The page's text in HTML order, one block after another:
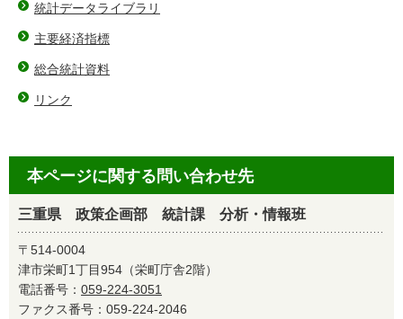
統計データライブラリ
主要経済指標
総合統計資料
リンク
本ページに関する問い合わせ先
三重県 政策企画部 統計課 分析・情報班
〒514-0004
津市栄町1丁目954（栄町庁舎2階）
電話番号： 059-224-3051
ファクス番号：059-224-2046